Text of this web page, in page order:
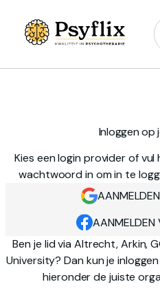
Inloggen op
Kies een login provider of
wachtwoord in om in te
AANMELDEN
Ben je lid via Altrecht, Arkin,
University? Dan kun je
hieronder de juiste